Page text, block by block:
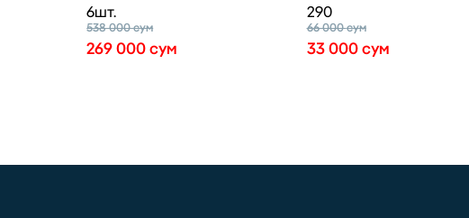
6шт.
538 000сум
269 000сум
290
66 000сум
33 000сум